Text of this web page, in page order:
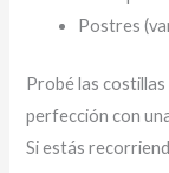
Postres
Probé las
perfección con
Si estás